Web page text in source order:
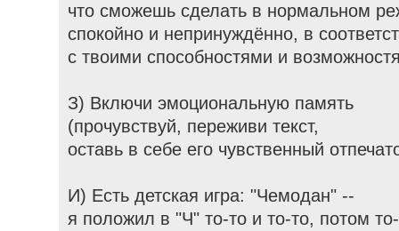
что сможешь сделать в нормальном
спокойно и непринуждённо, в
с твоими способностями и
З) Включи эмоциональную память
(прочувствуй, переживи текст,
оставь в себе его чувственный
И) Есть детская игра: "Чемодан" --
я положил в "Ч" то-то и то-то, потом